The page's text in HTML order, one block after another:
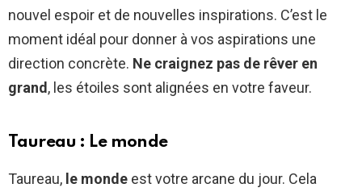
nouvel espoir et de nouvelles inspirations. C’est le
moment idéal pour donner à vos aspirations une
direction concrète. Ne craignez pas de rêver en
grand, les étoiles sont alignées en votre faveur.
Taureau : Le monde
Taureau, le monde est votre arcane du jour. Cela